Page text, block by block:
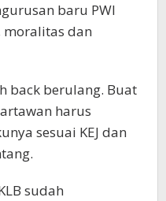
baru PWI
moralitas dan
back berulang. Buat
harus
sesuai KEJ dan
sudah